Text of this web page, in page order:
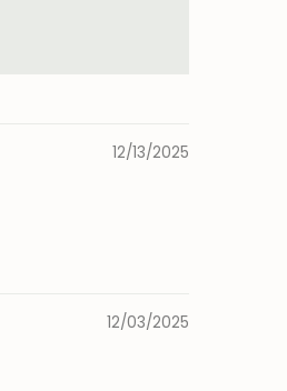
12/13/2025
12/03/2025